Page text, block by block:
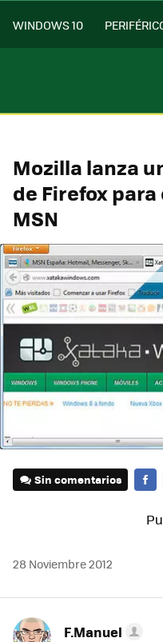
WINDOWS 10
Mozilla lanza
de Firefox
MSN
Sin comentarios
28 Noviembre 2012
F.Manuel